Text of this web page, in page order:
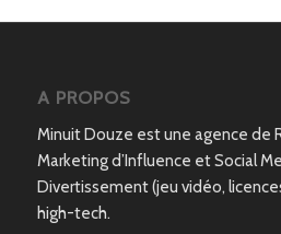
A PROPOS
Minuit Douze est une agence de
Marketing d’Influence et Social
Divertissement (jeu vidéo,
high-tech.